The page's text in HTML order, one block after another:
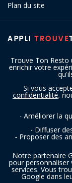
Trouve Ton Resto
enrichir votre
Si vous
confidentialité,
- Améliorer la
- Diffuser
- Proposer des
Notre partenaire
pour
services. Vous
Google dans
APPLI TROUVE
Plan du site
SUIVEZ-NOUS
Copyright © 2016 -